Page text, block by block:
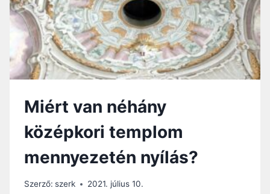
Miért van néhány
középkori templom
mennyezetén nyílás?
Szerző: szerk 2021. július 10.